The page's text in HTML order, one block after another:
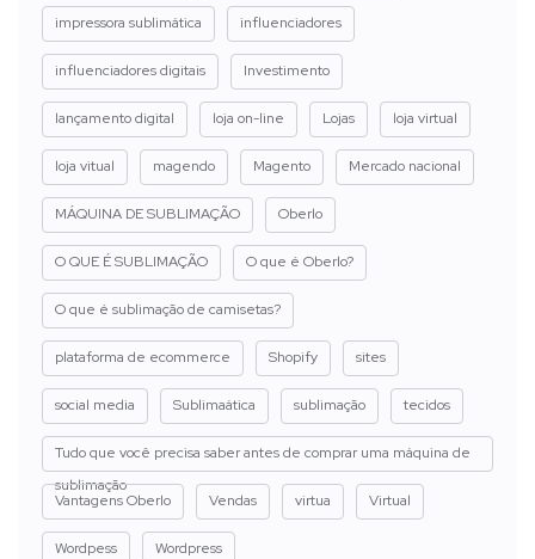
impressora sublimática influenciadores
influenciadores digitais Investimento
lançamento digital loja on-line Lojas loja virtual
loja vitual magendo Magento Mercado nacional
MÁQUINA DE SUBLIMAÇÃO Oberlo
O QUE É SUBLIMAÇÃO O que é Oberlo?
O que é sublimação de camisetas?
plataforma de ecommerce Shopify sites
social media Sublimaática sublimação tecidos
Tudo que você precisa saber antes de comprar uma máquina de
sublimação
Vantagens Oberlo
Vendas virtua Virtual
Wordpess Wordpress